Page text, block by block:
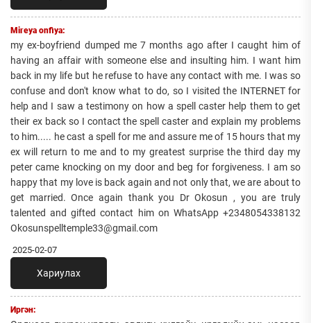
Mireya onfiya:
my ex-boyfriend dumped me 7 months ago after I caught him of
having an affair with someone else and insulting him. I want him
back in my life but he refuse to have any contact with me. I was so
confuse and don't know what to do, so I visited the INTERNET for
help and I saw a testimony on how a spell caster help them to get
their ex back so I contact the spell caster and explain my problems
to him..... he cast a spell for me and assure me of 15 hours that my
ex will return to me and to my greatest surprise the third day my
peter came knocking on my door and beg for forgiveness. I am so
happy that my love is back again and not only that, we are about to
get married. Once again thank you Dr Okosun , you are truly
talented and gifted contact him on WhatsApp +2348054338132
Okosunspelltemple33@gmail.com
2025-02-07
Хариулах
Иргэн: